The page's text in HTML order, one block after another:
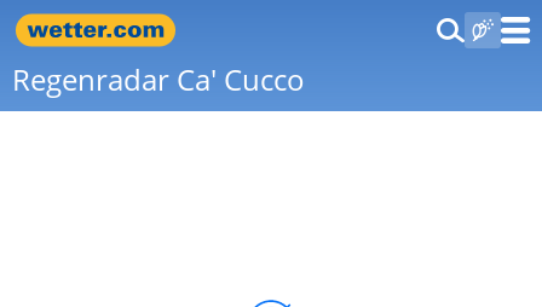
Regenradar Ca' Cucco